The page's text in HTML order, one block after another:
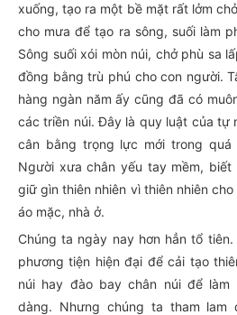
xuống, tạo ra một bề mặt rất lởm
cho mưa để tạo ra sông, suối làm
Sông suối xói mòn núi, chở phù sa
đồng bằng trù phú cho con người.
hàng ngàn năm ấy cũng đã có
các triền núi. Đây là quy luật của tự
cân bằng trọng lực mới trong quá
Người xưa chân yếu tay mềm,
giữ gìn thiên nhiên vì thiên nhiên
áo mặc, nhà ở.
Chúng ta ngày nay hơn hẳn tổ
phương tiện hiện đại để cải tạo
núi hay đào bay chân núi để làm
dàng. Nhưng chúng ta tham lam